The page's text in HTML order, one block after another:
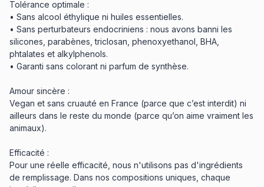
Tolérance optimale :
• Sans alcool éthylique ni huiles essentielles.
• Sans perturbateurs endocriniens : nous avons banni les
silicones, parabènes, triclosan, phenoxyethanol, BHA,
phtalates et alkylphenols.
• Garanti sans colorant ni parfum de synthèse.
Amour sincère :
Vegan et sans cruauté en France (parce que c’est interdit) ni
ailleurs dans le reste du monde (parce qu’on aime vraiment les
animaux).
Efficacité :
Pour une réelle efficacité, nous n'utilisons pas d'ingrédients
de remplissage. Dans nos compositions uniques, chaque